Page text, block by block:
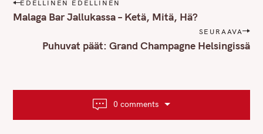
o
EDELLINEN EDELLINEN
Malaga Bar Jallukassa – Ketä, Mitä, Hä?
SEURAAVA
Puhuvat päät: Grand Champagne Helsingissä
0 comments